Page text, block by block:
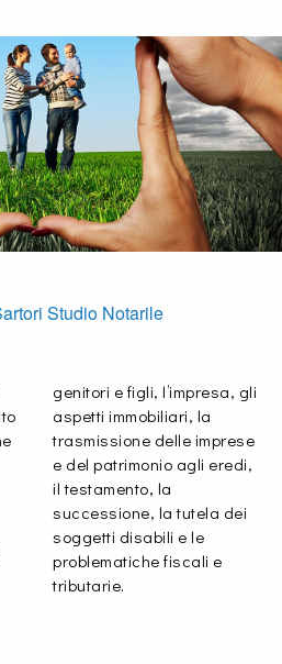
Studio Notarile
genitori e figli, l’impresa, gli
aspetti immobiliari, la
trasmissione delle imprese
e del patrimonio agli eredi,
il testamento, la
successione, la tutela dei
soggetti disabili e le
problematiche fiscali e
tributarie.